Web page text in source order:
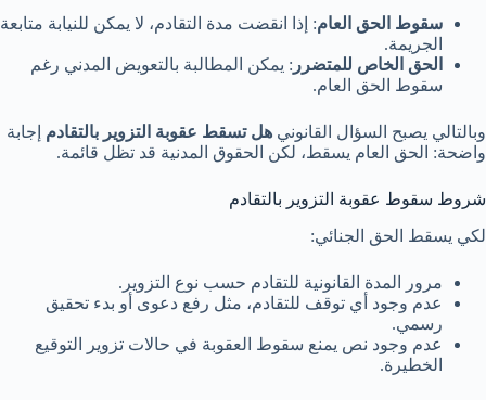
سقوط الحق العام: إذا انقضت مدة التقادم، لا يمكن للنيابة متابعة
الجريمة.
الحق الخاص للمتضرر : يمكن المطالبة بالتعويض المدني رغم
سقوط الحق العام.
وبالتالي يصبح السؤال القانوني هل تسقط عقوبة التزوير بالتقادم إجابة
واضحة: الحق العام يسقط، لكن الحقوق المدنية قد تظل قائمة.
شروط سقوط عقوبة التزوير بالتقادم
لكي يسقط الحق الجنائي:
مرور المدة القانونية للتقادم حسب نوع التزوير.
عدم وجود أي توقف للتقادم، مثل رفع دعوى أو بدء تحقيق
رسمي.
عدم وجود نص يمنع سقوط العقوبة في حالات تزوير التوقيع
الخطيرة.